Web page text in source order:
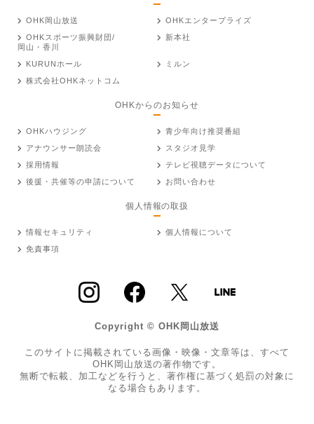
OHK岡山放送
OHKエンタープライズ
OHKスポーツ振興財団/
岡山・香川
新本社
KURUNホール
ミルン
株式会社OHKネットコム
OHKからのお知らせ
OHKハウジング
青少年向け推奨番組
アナウンサー朗読会
スタジオ見学
採用情報
テレビ視聴データについて
後援・共催等の申請について
お問い合わせ
個人情報の取扱
情報セキュリティ
個人情報について
免責事項
Copyright © OHK岡山放送
このサイトに掲載されている画像・映像・文章等は、すべて
OHK岡山放送の著作物です。
無断で転載、加工などを行うと、著作権に基づく処罰の対象に
なる場合もあります。